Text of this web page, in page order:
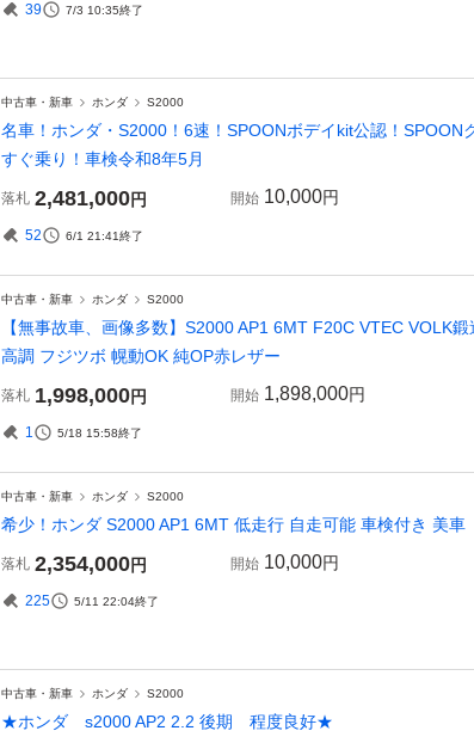
39 7/3 10:35終了
中古車・新車 ホンダ S2000
名車！ホンダ・S2000！6速！SPOONボデイkit公認！SPOON
すぐ乗り！車検令和8年5月
落札 2,481,000円 開始 10,000円
52 6/1 21:41終了
中古車・新車 ホンダ S2000
【無事故車、画像多数】S2000 AP1 6MT F20C VTEC VOLK
高調 フジツボ 幌動OK 純OP赤レザー
落札 1,998,000円 開始 1,898,000円
1 5/18 15:58終了
中古車・新車 ホンダ S2000
希少！ホンダ S2000 AP1 6MT 低走行 自走可能 車検付き 美車
落札 2,354,000円 開始 10,000円
225 5/11 22:04終了
中古車・新車 ホンダ S2000
★ホンダ s2000 AP2 2.2 後期 程度良好★